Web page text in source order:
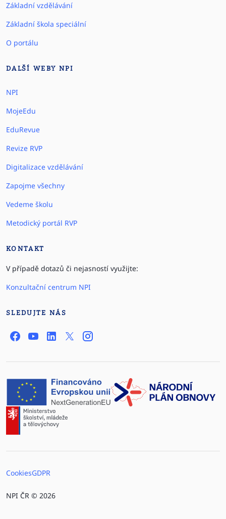
Základní vzdělávání
Základní škola speciální
O portálu
DALŠÍ WEBY NPI
NPI
MojeEdu
EduRevue
Revize RVP
Digitalizace vzdělávání
Zapojme všechny
Vedeme školu
Metodický portál RVP
KONTAKT
V případě dotazů či nejasností využijte:
Konzultační centrum NPI
SLEDUJTE NÁS
CookiesGDPR
NPI ČR © 2026